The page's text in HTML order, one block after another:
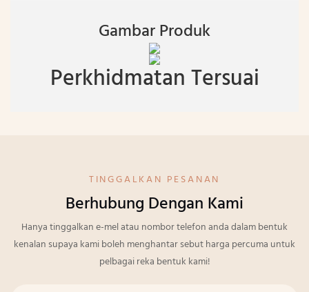
Gambar Produk
Perkhidmatan Tersuai
TINGGALKAN PESANAN
Berhubung Dengan Kami
Hanya tinggalkan e-mel atau nombor telefon anda dalam bentuk
kenalan supaya kami boleh menghantar sebut harga percuma untuk
pelbagai reka bentuk kami!